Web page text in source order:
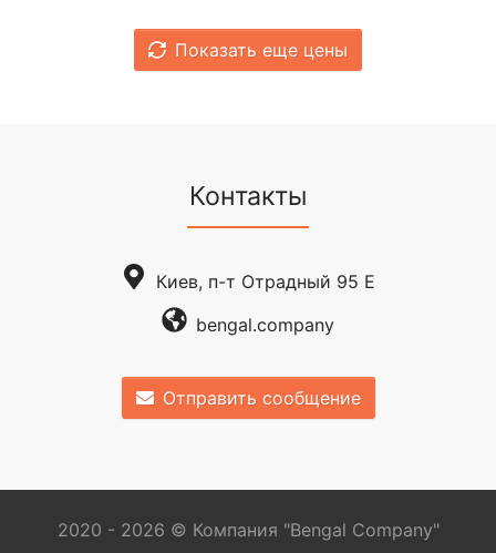
Показать еще цены
Контакты
Киев, п-т Отрадный 95 Е
bengal.company
Отправить сообщение
2020 - 2026 © Компания "Bengal Company"